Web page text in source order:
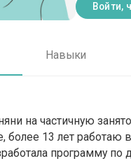
Войти,
Навыки
на частичную
более 13 лет работаю
программу